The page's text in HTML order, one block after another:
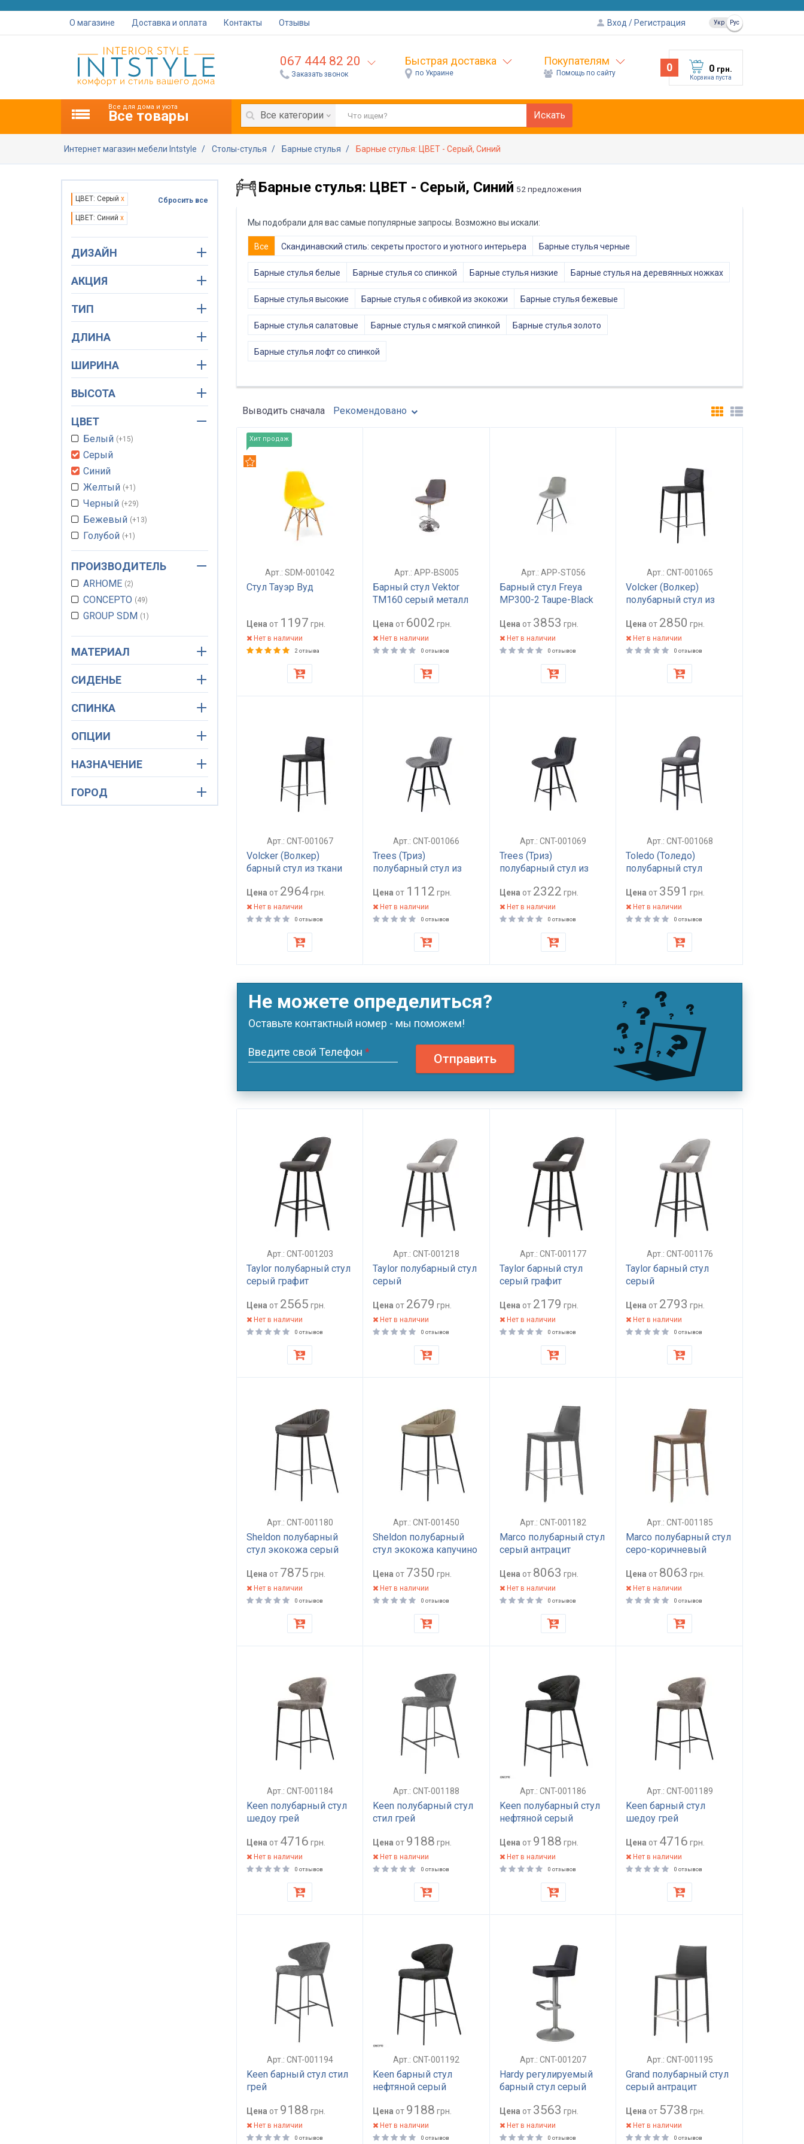
О магазине Доставка и оплата Контакты Отзывы Вход Регистрация Укр Рус
067 444 82 20
Заказать звонок
Быстрая доставка
по Украине
Покупателям
Помощь по сайту 0 0 грн.
Корзина пуста
Все для дома и уюта
Все товары Все категории Искать
Интернет магазин мебели Intstyle Столы-стулья Барные стулья Барные стулья: ЦВЕТ - Серый, Синий
Барные стулья: ЦВЕТ - Серый, Синий 52 предложения
Мы подобрали для вас самые популярные запросы. Возможно вы искали:
Все Скандинавский стиль: секреты простого и уютного интерьера Барные стулья черные
Барные стулья белые Барные стулья со спинкой Барные стулья низкие Барные стулья на деревянных ножках
Барные стулья высокие Барные стулья с обивкой из экокожи Барные стулья бежевые
Барные стулья салатовые Барные стулья с мягкой спинкой Барные стулья золото
Барные стулья лофт со спинкой
Выводить сначала Рекомендовано
Хит продаж
Арт.: SDM-001042
Стул Тауэр Вуд
Цена от 1197 грн.
Нет в наличии
2 отзыва
Арт.: APP-BS005
Барный стул Vektor
TM160 серый металл
сиденье высокая
спинка регулируемая
высота для бара и
дома арт: APP-BS005
Цена от 6002 грн.
Нет в наличии
0 отзывов
Арт.: APP-ST056
Барный стул Freya
MP300-2 Taupe-Black
металлический каркас
для дома и бара
1020х475х575 мм арт:
APP-ST056
Цена от 3853 грн.
Нет в наличии
0 отзывов
Арт.: CNT-001065
Volcker (Волкер)
полубарный стул из
Цена от 2850 грн.
Нет в наличии
0 отзывов
Арт.: CNT-001067
Volcker (Волкер)
барный стул из ткани
Цена от 2964грн.
Нет в наличии
0 отзывов
Арт.: CNT-001066
Trees (Триз)
полубарный стул из
Цена от 1112 грн.
Нет в наличии
0 отзывов
Арт.: CNT-001069
Trees (Триз)
полубарный стул из
Цена от 2322 грн.
Нет в наличии
0 отзывов
Арт.: CNT-001068
Toledo (Толедо)
полубарный стул
Цена от 3591 грн.
Нет в наличии
0 отзывов
Не можете определиться?
Оставьте контактный номер - мы поможем!
Введите свой Телефон * Отправить
Арт.: CNT-001203
Taylor полубарный стул
серый графит
Цена от 2565 грн.
Нет в наличии
0 отзывов
Арт.: CNT-001218
Taylor полубарный стул
серый
Цена от 2679 грн.
Нет в наличии
0 отзывов
Арт.: CNT-001177
Taylor барный стул
серый графит
Цена от 2179 грн.
Нет в наличии
0 отзывов
Арт.: CNT-001176
Taylor барный стул
серый
Цена от 2793 грн.
Нет в наличии
0 отзывов
Арт.: CNT-001180
Sheldon полубарный
стул экокожа серый
Цена от 7875 грн.
Нет в наличии
0 отзывов
Арт.: CNT-001450
Sheldon полубарный
стул экокожа капучино
Цена от 7350 грн.
Нет в наличии
0 отзывов
Арт.: CNT-001182
Marco полубарный стул
серый антрацит
Цена от 8063 грн.
Нет в наличии
0 отзывов
Арт.: CNT-001185
Marco полубарный стул
серо-коричневый
Цена от 8063 грн.
Нет в наличии
0 отзывов
Арт.: CNT-001184
Keen полубарный стул
шедоу грей
Цена от 4716 грн.
Нет в наличии
0 отзывов
Арт.: CNT-001188
Keen полубарный стул
стил грей
Цена от 9188 грн.
Нет в наличии
0 отзывов
Арт.: CNT-001186
Keen полубарный стул
нефтяной серый
Цена от 9188 грн.
Нет в наличии
0 отзывов
Арт.: CNT-001189
Keen барный стул
шедоу грей
Цена от 4716 грн.
Нет в наличии
0 отзывов
Арт.: CNT-001194
Keen барный стул стил
грей
Цена от 9188 грн.
Нет в наличии
0 отзывов
Арт.: CNT-001192
Keen барный стул
нефтяной серый
Цена от 9188 грн.
Нет в наличии
0 отзывов
Арт.: CNT-001207
Hardy регулируемый
барный стул серый
Цена от 3563 грн.
Нет в наличии
0 отзывов
Арт.: CNT-001195
Grand полубарный стул
серый антрацит
Цена от 5738 грн.
Нет в наличии
0 отзывов
Сбросить все
ЦВЕТ: Серый x
ЦВЕТ: Синий x
ДИЗАЙН
АКЦИЯ
ТИП
ДЛИНА
ШИРИНА
ВЫСОТА
ЦВЕТ
Белый +15
Серый
Синий
Желтый +1
Черный +29
Бежевый +13
Голубой +1
Зеленый +5
Золотой +1
Красный +5
Бордовый +2
Молочный +1
Оранжевый
Салатовый +4
Коричневый
ПРОИЗВОДИТЕЛЬ
ARHOME 2
CONCEPTO 49
GROUP SDM 1
МАТЕРИАЛ
СИДЕНЬЕ
СПИНКА
ОПЦИИ
НАЗНАЧЕНИЕ
ГОРОД